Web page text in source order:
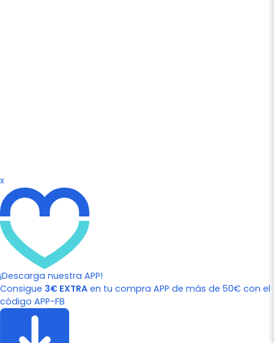
x
¡Descarga nuestra APP!
Consigue 3€ EXTRA en tu compra APP de más de 50€ con el
código APP-FB